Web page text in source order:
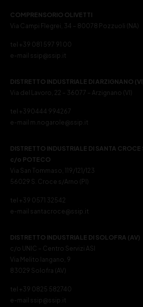
COMPRENSORIO OLIVETTI
Via Campi Flegrei, 34 – 80078 Pozzuoli (NA)
tel +39 081 597 91 00
e-mail ssip@ssip.it
DISTRETTO INDUSTRIALE DI ARZIGNANO
Via del Lavoro, 22 – 36077 – Arzignano (VI)
tel +390444 994267
e-mail m.nogarole@ssip.it
DISTRETTO INDUSTRIALE DI SANTA CROCE
c/o POTECO
Via San Tommaso, 119/121/123
56029 S. Croce s/Arno (PI)
tel +39 0571 32542
e-mail santacroce@ssip.it
DISTRETTO INDUSTRIALE DI SOLOFRA (AV)
c/o UNIC – Centro Servizi ASI
Via Melito Iangano, 9
83029 Solofra (AV)
tel +39 0825 582740
e-mail ssip@ssip.it